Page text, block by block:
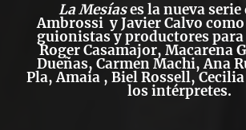
La Mesíases la nueva serie
Ambrossi y Javier Calvo
guionistas y productores
Roger Casamajor, Macarena
Dueñas, Carmen Machi, Ana
Pla, Amaia , Biel Rossell,
los intérpretes.